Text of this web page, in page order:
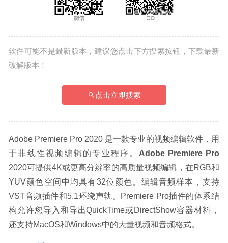
软件可能不是最新版本，建议您点击下方搜索按钮，下载最新
破解版本！
点击立即搜索
Adobe Premiere Pro 2020 是一款专业的视频编辑软件，用
于非线性视频编辑的专业程序。
2020可提供4K或更高分辨率的高质量视频编辑，在RGB和
YUV颜色空间中均具有32位颜色。编辑音频样本，支持
VST音频插件和5.1环绕声轨。Premiere Pro插件的体系结
构允许您导入和导出QuickTime或DirectShow容器材料，
还支持MacOS和Windows中的大量视频和音频格式。